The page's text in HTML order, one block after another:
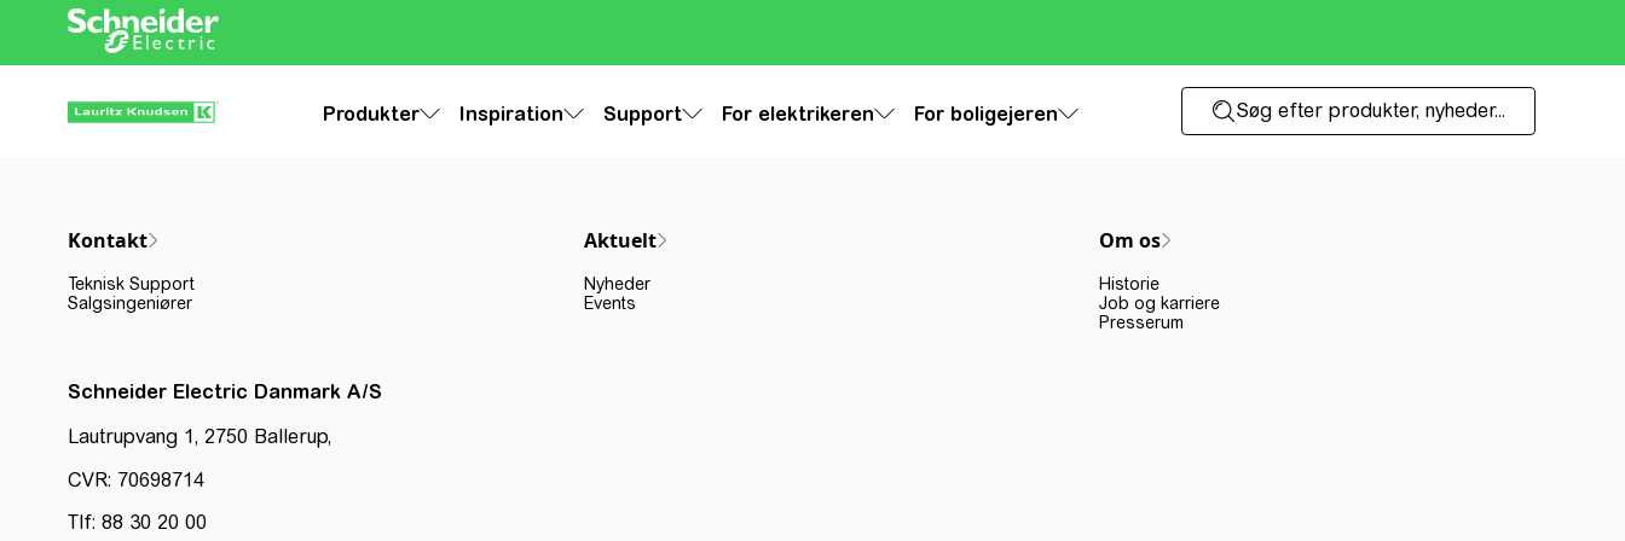
Produkter Inspiration Support For elektrikeren For boligejeren Søg efter produkter, nyheder...
Kontakt
Teknisk Support
Salgsingeniører
Aktuelt
Nyheder
Events
Om os
Historie
Job og karriere
Presserum
Schneider Electric Danmark A/S
Lautrupvang 1, 2750 Ballerup,
CVR: 70698714
Tlf: 88 30 20 00